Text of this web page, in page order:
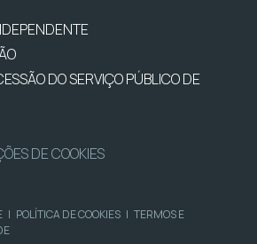
DO SERVIÇO PÚBLICO DE
DE COOKIES
| POLÍTICA DE COOKIES | TERMOS E